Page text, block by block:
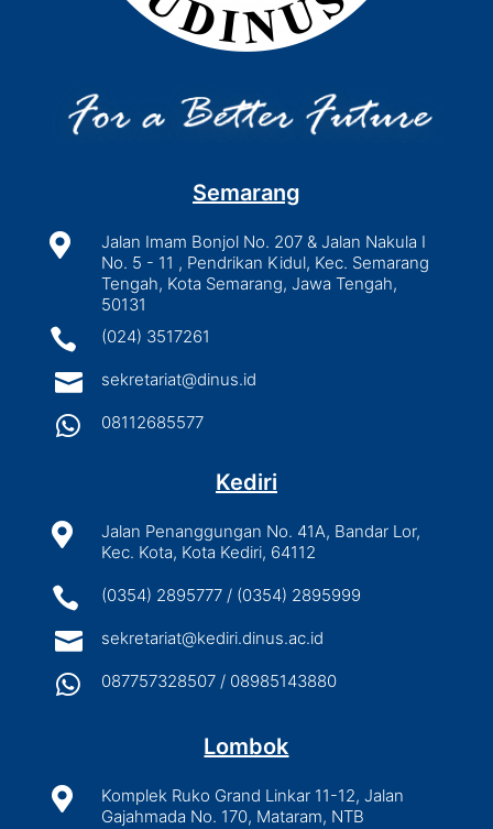
Semarang

Jalan Imam Bonjol No. 207 & Jalan Nakula I
No. 5 - 11 , Pendrikan Kidul, Kec. Semarang
Tengah, Kota Semarang, Jawa Tengah,
50131
 (024) 3517261
 sekretariat@dinus.id
 08112685577
Kediri

Jalan Penanggungan No. 41A, Bandar Lor,
Kec. Kota, Kota Kediri, 64112
 (0354) 2895777 / (0354) 2895999
 sekretariat@kediri.dinus.ac.id
 087757328507 / 08985143880
Lombok

Komplek Ruko Grand Linkar 11-12, Jalan
Gajahmada No. 170, Mataram, NTB